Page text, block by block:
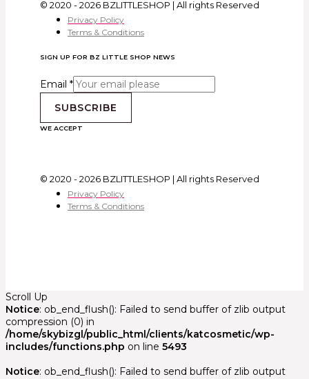
© 2020 - 2026 BZLITTLESHOP | All rights Reserved
Privacy Policy
Terms & Conditions
SIGN UP FOR BZ LITTLE SHOP NEWS
Email *
SUBSCRIBE
WE ACCEPT
© 2020 - 2026 BZLITTLESHOP | All rights Reserved
Privacy Policy
Terms & Conditions
Scroll Up
Notice: ob_end_flush(): Failed to send buffer of zlib output
compression (0) in
/home/skybizgl/public_html/clients/katcosmetic/wp-
includes/functions.php on line 5493
Notice: ob_end_flush(): Failed to send buffer of zlib output